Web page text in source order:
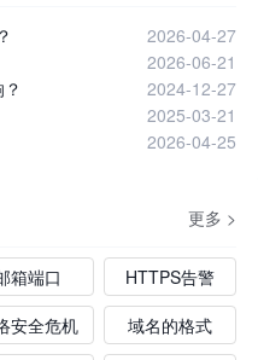
2026-04-27
2026-06-21
2024-12-27
2025-03-21
2026-04-25
更多 >
箱端口
HTTPS告警
安全危机
域名的格式